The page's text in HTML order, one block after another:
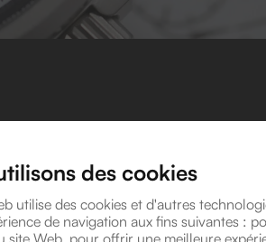
des cookies
utilise des cookies et d'autres
de navigation aux fins suivantes :
site Web pour offrir une meilleure
Avenue Léonard de Vinci
TVA BE 1016.118.946